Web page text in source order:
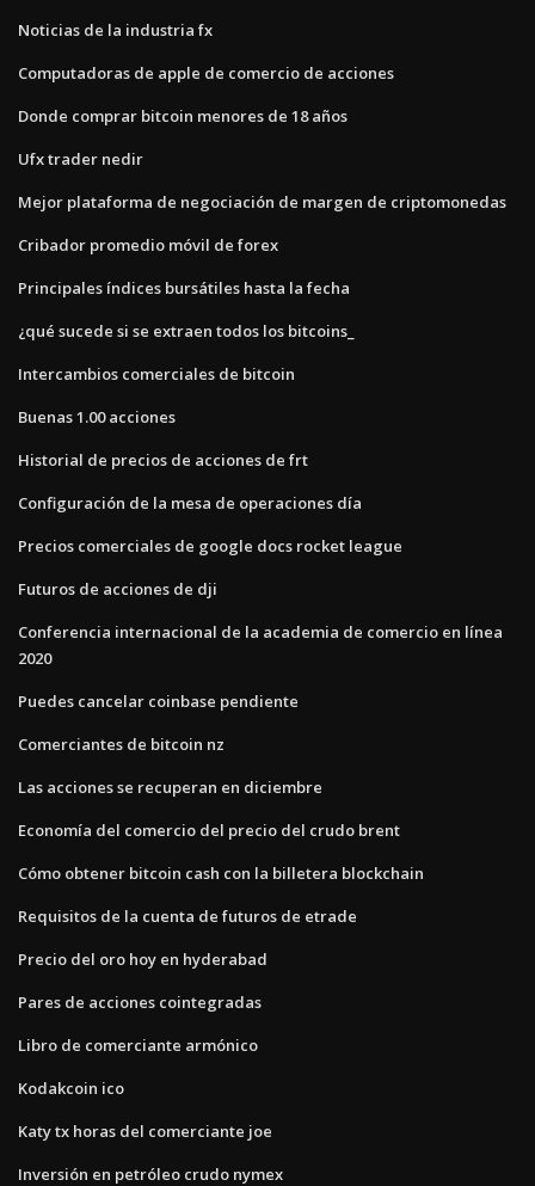
Noticias de la industria fx
Computadoras de apple de comercio de acciones
Donde comprar bitcoin menores de 18 años
Ufx trader nedir
Mejor plataforma de negociación de margen de criptomonedas
Cribador promedio móvil de forex
Principales índices bursátiles hasta la fecha
¿qué sucede si se extraen todos los bitcoins_
Intercambios comerciales de bitcoin
Buenas 1.00 acciones
Historial de precios de acciones de frt
Configuración de la mesa de operaciones día
Precios comerciales de google docs rocket league
Futuros de acciones de dji
Conferencia internacional de la academia de comercio en línea
2020
Puedes cancelar coinbase pendiente
Comerciantes de bitcoin nz
Las acciones se recuperan en diciembre
Economía del comercio del precio del crudo brent
Cómo obtener bitcoin cash con la billetera blockchain
Requisitos de la cuenta de futuros de etrade
Precio del oro hoy en hyderabad
Pares de acciones cointegradas
Libro de comerciante armónico
Kodakcoin ico
Katy tx horas del comerciante joe
Inversión en petróleo crudo nymex